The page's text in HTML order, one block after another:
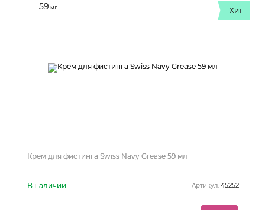
59 мл Хит
Крем для фистинга Swiss Navy Grease 59 мл
В наличии Артикул: 45252